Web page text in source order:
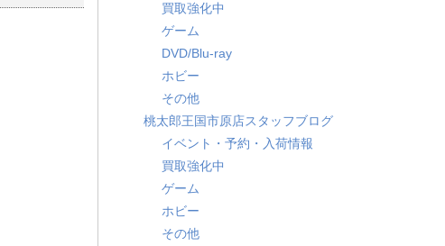
買取強化中
ゲーム
DVD/Blu-ray
ホビー
その他
桃太郎王国市原店スタッフブログ
イベント・予約・入荷情報
買取強化中
ゲーム
ホビー
その他